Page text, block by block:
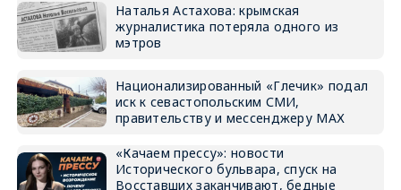
Наталья Астахова: крымская
журналистика потеряла одного из
мэтров
Национализированный «Глечик» подал
иск к севастопольским СМИ,
правительству и мессенджеру МАХ
«Качаем прессу»: новости
Исторического бульвара, спуск на
Восставших заканчивают, бедные